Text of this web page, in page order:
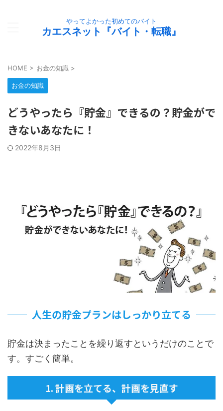
やってよかった初めてのバイト
カエスネット『バイト・転職』
HOME > お金の知識 >
お金の知識
どうやったら『貯金』できるの？貯金がで
きないあなたに！
2022年8月3日
人生の貯金プランはしっかり立てる
貯金は決まったことを繰り返すというだけのことで
す。すごく簡単。
1. 計画を立てる、計画を見直す